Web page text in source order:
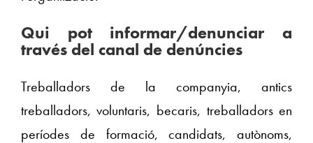
Qui pot informar/denunciar a
través del canal de denúncies
Treballadors de la companyia, antics
treballadors, voluntaris, becaris, treballadors en
períodes de formació, candidats, autònoms,